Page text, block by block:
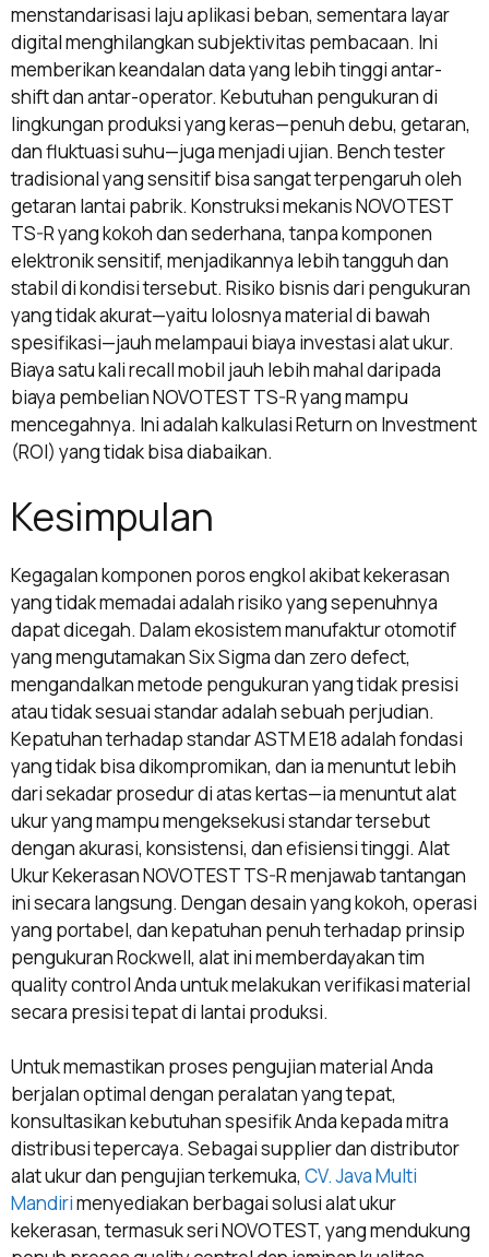
menstandarisasi laju aplikasi beban, sementara layar
digital menghilangkan subjektivitas pembacaan. Ini
memberikan keandalan data yang lebih tinggi antar-
shift dan antar-operator. Kebutuhan pengukuran di
lingkungan produksi yang keras—penuh debu, getaran,
dan fluktuasi suhu—juga menjadi ujian. Bench tester
tradisional yang sensitif bisa sangat terpengaruh oleh
getaran lantai pabrik. Konstruksi mekanis NOVOTEST
TS-R yang kokoh dan sederhana, tanpa komponen
elektronik sensitif, menjadikannya lebih tangguh dan
stabil di kondisi tersebut. Risiko bisnis dari pengukuran
yang tidak akurat—yaitu lolosnya material di bawah
spesifikasi—jauh melampaui biaya investasi alat ukur.
Biaya satu kali recall mobil jauh lebih mahal daripada
biaya pembelian NOVOTEST TS-R yang mampu
mencegahnya. Ini adalah kalkulasi Return on Investment
(ROI) yang tidak bisa diabaikan.
Kesimpulan
Kegagalan komponen poros engkol akibat kekerasan
yang tidak memadai adalah risiko yang sepenuhnya
dapat dicegah. Dalam ekosistem manufaktur otomotif
yang mengutamakan Six Sigma dan zero defect,
mengandalkan metode pengukuran yang tidak presisi
atau tidak sesuai standar adalah sebuah perjudian.
Kepatuhan terhadap standar ASTM E18 adalah fondasi
yang tidak bisa dikompromikan, dan ia menuntut lebih
dari sekadar prosedur di atas kertas—ia menuntut alat
ukur yang mampu mengeksekusi standar tersebut
dengan akurasi, konsistensi, dan efisiensi tinggi. Alat
Ukur Kekerasan NOVOTEST TS-R menjawab tantangan
ini secara langsung. Dengan desain yang kokoh, operasi
yang portabel, dan kepatuhan penuh terhadap prinsip
pengukuran Rockwell, alat ini memberdayakan tim
quality control Anda untuk melakukan verifikasi material
secara presisi tepat di lantai produksi.
Untuk memastikan proses pengujian material Anda
berjalan optimal dengan peralatan yang tepat,
konsultasikan kebutuhan spesifik Anda kepada mitra
distribusi tepercaya. Sebagai supplier dan distributor
alat ukur dan pengujian terkemuka, CV. Java Multi
Mandirimenyediakan berbagai solusi alat ukur
kekerasan, termasuk seri NOVOTEST, yang mendukung